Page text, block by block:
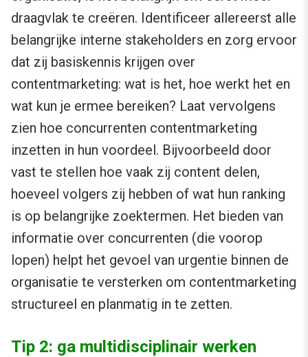
draagvlak te creëren. Identificeer allereerst alle
belangrijke interne stakeholders en zorg ervoor
dat zij basiskennis krijgen over
contentmarketing: wat is het, hoe werkt het en
wat kun je ermee bereiken? Laat vervolgens
zien hoe concurrenten contentmarketing
inzetten in hun voordeel. Bijvoorbeeld door
vast te stellen hoe vaak zij content delen,
hoeveel volgers zij hebben of wat hun ranking
is op belangrijke zoektermen. Het bieden van
informatie over concurrenten (die voorop
lopen) helpt het gevoel van urgentie binnen de
organisatie te versterken om contentmarketing
structureel en planmatig in te zetten.
Tip 2: ga multidisciplinair werken